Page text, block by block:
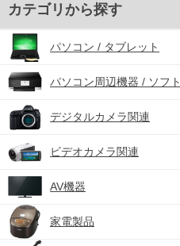
カテゴリから探す
パソコン / タブレット
パソコン周辺機器 / ソフト
デジタルカメラ関連
ビデオカメラ関連
AV機器
家電製品